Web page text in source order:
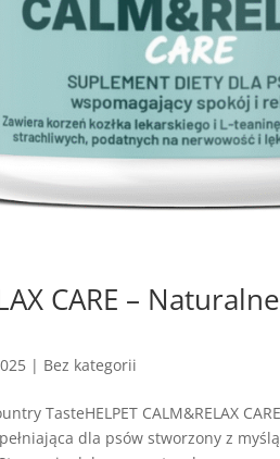
CARE –
| Bez kategorii
TasteHELPET CALM&RELAX
dla psów stworzony z